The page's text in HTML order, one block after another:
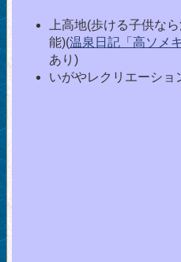
上高地(歩ける子供な
能)(温泉日記「高ソメ
あり)
いがやレクリエーショ